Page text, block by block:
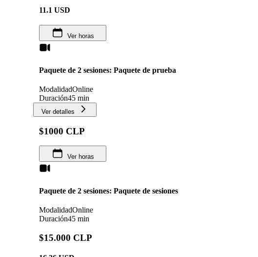
11.1 USD
Ver horas
Paquete de 2 sesiones: Paquete de prueba
ModalidadOnline
Duración45 min
Ver detalles
$1000 CLP
Ver horas
Paquete de 2 sesiones: Paquete de sesiones
ModalidadOnline
Duración45 min
$15.000 CLP